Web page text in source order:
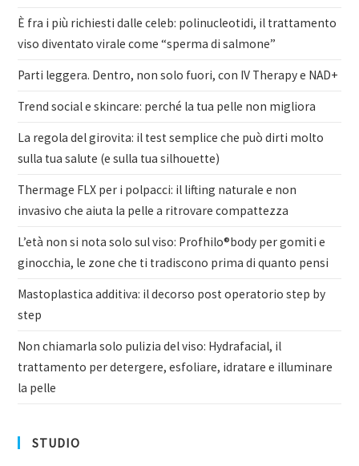
È fra i più richiesti dalle celeb: polinucleotidi, il trattamento
viso diventato virale come “sperma di salmone”
Parti leggera. Dentro, non solo fuori, con IV Therapy e NAD+
Trend social e skincare: perché la tua pelle non migliora
La regola del girovita: il test semplice che può dirti molto
sulla tua salute (e sulla tua silhouette)
Thermage FLX per i polpacci: il lifting naturale e non
invasivo che aiuta la pelle a ritrovare compattezza
L’età non si nota solo sul viso: Profhilo®body per gomiti e
ginocchia, le zone che ti tradiscono prima di quanto pensi
Mastoplastica additiva: il decorso post operatorio step by
step
Non chiamarla solo pulizia del viso: Hydrafacial, il
trattamento per detergere, esfoliare, idratare e illuminare
la pelle
STUDIO